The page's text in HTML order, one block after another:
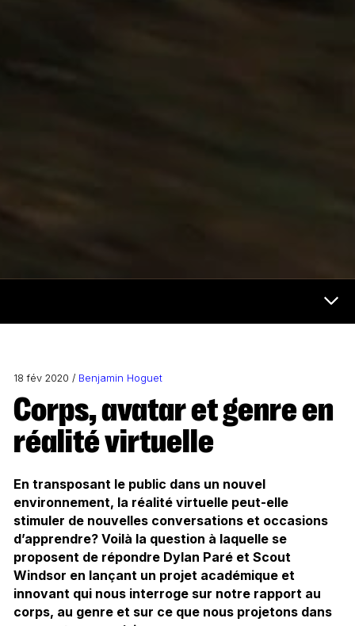
18 fév 2020 / Benjamin Hoguet
Corps, avatar et genre en
réalité virtuelle
En transposant le public dans un nouvel
environnement, la réalité virtuelle peut-elle
stimuler de nouvelles conversations et occasions
d’apprendre? Voilà la question à laquelle se
proposent de répondre Dylan Paré et Scout
Windsor en lançant un projet académique et
innovant qui nous interroge sur notre rapport au
corps, au genre et sur ce que nous projetons dans